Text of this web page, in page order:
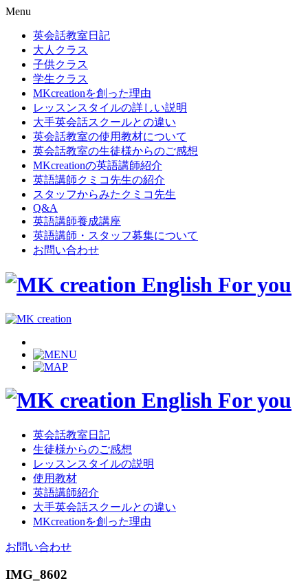
Menu
英会話教室日記
大人クラス
子供クラス
学生クラス
MKcreationを創った理由
レッスンスタイルの詳しい説明
大手英会話スクールとの違い
英会話教室の使用教材について
英会話教室の生徒様からのご感想
MKcreationの英語講師紹介
英語講師クミコ先生の紹介
スタッフからみたクミコ先生
Q&A
英語講師養成講座
英語講師・スタッフ募集について
お問い合わせ
英会話教室日記
生徒様からのご感想
レッスンスタイルの説明
使用教材
英語講師紹介
大手英会話スクールとの違い
MKcreationを創った理由
お問い合わせ
IMG_8602